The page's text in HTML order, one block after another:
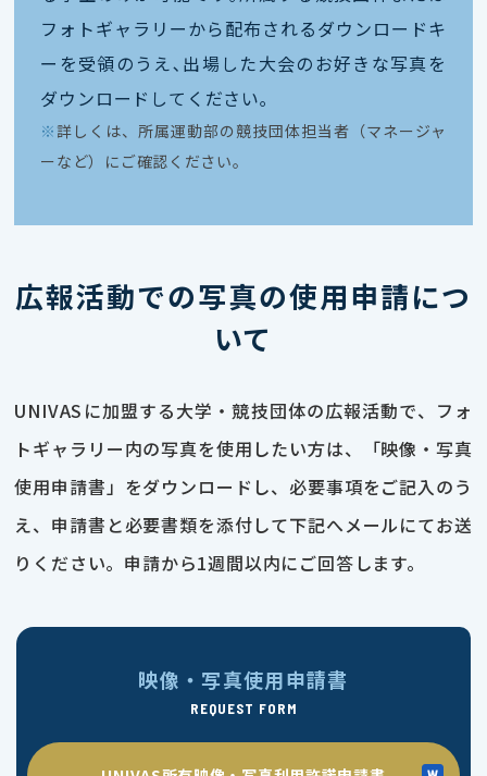
フォトギャラリーから配布されるダウンロードキ
ーを受領のうえ､出場した大会のお好きな写真を
ダウンロードしてください｡
※ 詳しくは、所属運動部の競技団体担当者（マネージャ
ーなど）にご確認ください。
広報活動での写真の使用申請につ
いて
UNIVASに加盟する大学・競技団体の広報活動で、フォ
トギャラリー内の写真を使用したい方は、「映像・写真
使用申請書」をダウンロードし、必要事項をご記入のう
え、申請書と必要書類を添付して下記へメールにてお送
りください。申請から1週間以内にご回答します。
映像・写真使用申請書
REQUEST FORM